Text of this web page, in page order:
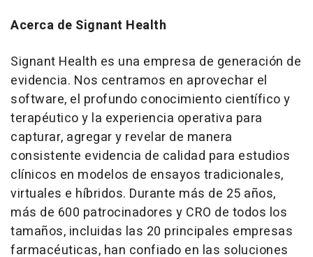
Acerca de Signant Health
Signant Health es una empresa de generación de
evidencia. Nos centramos en aprovechar el
software, el profundo conocimiento científico y
terapéutico y la experiencia operativa para
capturar, agregar y revelar de manera
consistente evidencia de calidad para estudios
clínicos en modelos de ensayos tradicionales,
virtuales e híbridos. Durante más de 25 años,
más de 600 patrocinadores y CRO de todos los
tamaños, incluidas las 20 principales empresas
farmacéuticas, han confiado en las soluciones